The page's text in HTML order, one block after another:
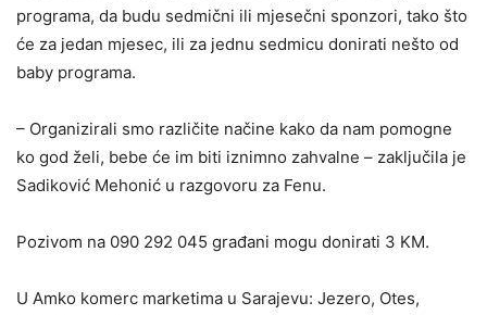
programa, da budu sedmični ili mjesečni sponzori, tako što
će za jedan mjesec, ili za jednu sedmicu donirati nešto od
baby programa.
– Organizirali smo različite načine kako da nam pomogne
ko god želi, bebe će im biti iznimno zahvalne – zaključila je
Sadiković Mehonić u razgovoru za Fenu.
Pozivom na 090 292 045 građani mogu donirati 3 KM.
U Amko komerc marketima u Sarajevu: Jezero, Otes,